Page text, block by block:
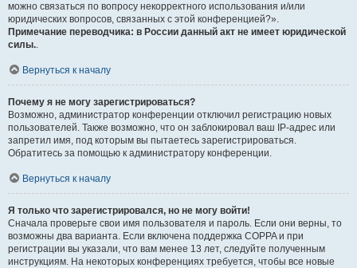
можно связаться по вопросу некорректного использования и/или
юридических вопросов, связанных с этой конференцией?».
Примечание переводчика: в России данный акт не имеет юридической
силы..
Вернуться к началу
Почему я не могу зарегистрироваться?
Возможно, администратор конференции отключил регистрацию новых
пользователей. Также возможно, что он заблокировал ваш IP-адрес или
запретил имя, под которым вы пытаетесь зарегистрироваться.
Обратитесь за помощью к администратору конференции.
Вернуться к началу
Я только что зарегистрировался, но не могу войти!
Сначала проверьте свои имя пользователя и пароль. Если они верны, то
возможны два варианта. Если включена поддержка COPPA и при
регистрации вы указали, что вам менее 13 лет, следуйте полученным
инструкциям. На некоторых конференциях требуется, чтобы все новые